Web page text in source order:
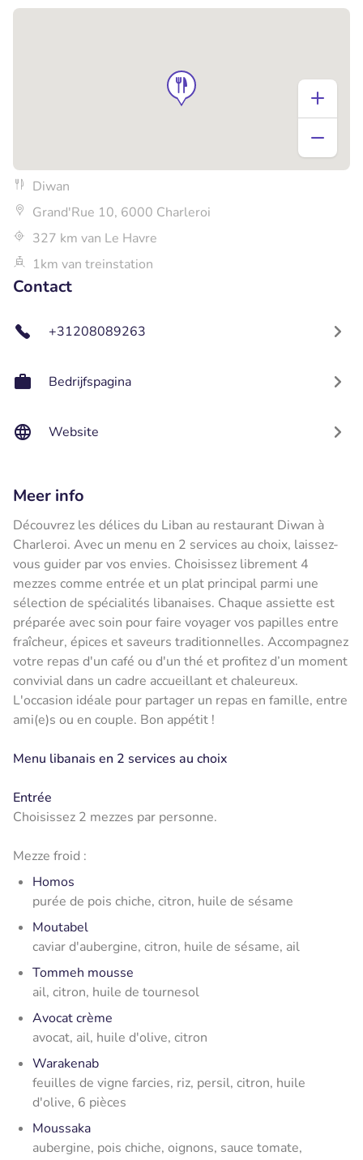
Diwan
Grand'Rue 10, 6000 Charleroi
327 km van Le Havre
1km van treinstation
Contact
+31208089263
Bedrijfspagina
Website
Meer info
Découvrez les délices du Liban au restaurant Diwan à
Charleroi. Avec un menu en 2 services au choix, laissez-
vous guider par vos envies. Choisissez librement 4
mezzes comme entrée et un plat principal parmi une
sélection de spécialités libanaises. Chaque assiette est
préparée avec soin pour faire voyager vos papilles entre
fraîcheur, épices et saveurs traditionnelles. Accompagnez
votre repas d'un café ou d'un thé et profitez d’un moment
convivial dans un cadre accueillant et chaleureux.
L'occasion idéale pour partager un repas en famille, entre
ami(e)s ou en couple. Bon appétit !
Menu libanais en 2 services au choix
Entrée
Choisissez 2 mezzes par personne.
Mezze froid :
Homos
purée de pois chiche, citron, huile de sésame
Moutabel
caviar d'aubergine, citron, huile de sésame, ail
Tommeh mousse
ail, citron, huile de tournesol
Avocat crème
avocat, ail, huile d'olive, citron
Warakenab
feuilles de vigne farcies, riz, persil, citron, huile
d'olive, 6 pièces
Moussaka
aubergine, pois chiche, oignons, sauce tomate,